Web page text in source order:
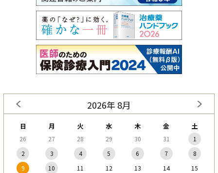
2026年 8月
日 月 火 水 木 金 土
26 27 28 29 30 31
1
2
3 4 5 6 7
8
9
10 11 12 13 14
15